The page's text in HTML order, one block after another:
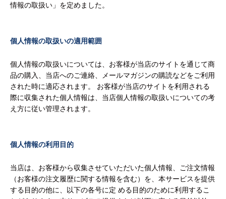
蛇口（水栓）の交換はこちら
トイレ（便器）の交換はこちら
ウォシュレットなどの交換はこちら
情報の取扱い」を定めました。
個人情報の取扱いの適用範囲
個人情報の取扱いについては、お客様が当店のサイトを通じて商
品の購入、当店へのご連絡、メールマガジンの購読などをご利用
された時に適応されます。 お客様が当店のサイトを利用される
際に収集された個人情報は、当店個人情報の取扱いについての考
え方に従い管理されます。
個人情報の利用目的
当店は、お客様から収集させていただいた個人情報、ご注文情報
（お客様の注文履歴に関する情報を含む）を、本サービスを提供
する目的の他に、以下の各号に定 める目的のために利用するこ